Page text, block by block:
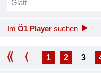
Im Ö1 Player suchen
1 2 3